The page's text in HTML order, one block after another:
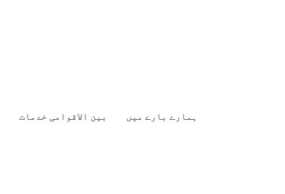
ہمارے بارے میں بین الاقوامی خدمات